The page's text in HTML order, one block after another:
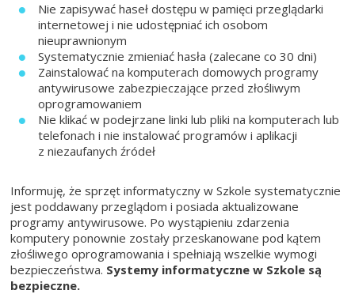
Nie zapisywać haseł dostępu w pamięci przeglądarki
internetowej i nie udostępniać ich osobom
nieuprawnionym
Systematycznie zmieniać hasła (zalecane co 30 dni)
Zainstalować na komputerach domowych programy
antywirusowe zabezpieczające przed złośliwym
oprogramowaniem
Nie klikać w podejrzane linki lub pliki na komputerach lub
telefonach i nie instalować programów i aplikacji
z niezaufanych źródeł
Informuję, że sprzęt informatyczny w Szkole systematycznie
jest poddawany przeglądom i posiada aktualizowane
programy antywirusowe. Po wystąpieniu zdarzenia
komputery ponownie zostały przeskanowane pod kątem
złośliwego oprogramowania i spełniają wszelkie wymogi
bezpieczeństwa. Systemy informatyczne w Szkole są
bezpieczne.